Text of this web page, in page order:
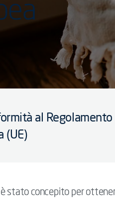
al Regolamento
(UE)
stato concepito per